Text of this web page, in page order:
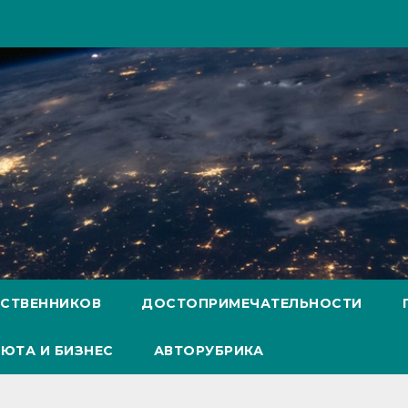
ДОСТОПРИМЕЧАТЕЛЬНОСТИ
И БИЗНЕС АВТОРУБРИКА